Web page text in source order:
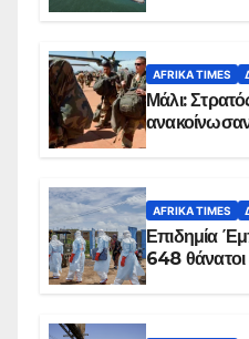
AFRIKA TIMES
Μάλι:
AFRIKA TIMES
Επιδημία
648